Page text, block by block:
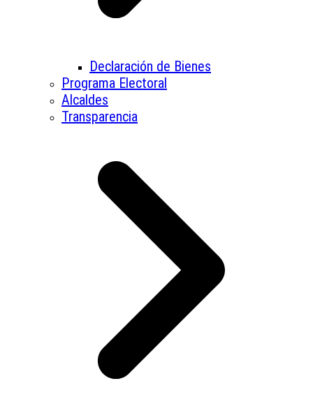
Declaración de Bienes
Programa Electoral
Alcaldes
Transparencia